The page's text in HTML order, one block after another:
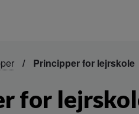
Principper for lejrskole
for